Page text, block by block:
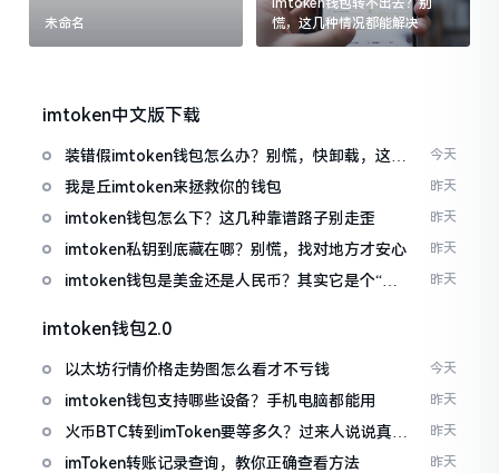
未命名
imtoken钱包转不出去？别
慌，这几种情况都能解决
imtoken中文版下载
装错假imtoken钱包怎么办？别慌，快卸载，这几
招能救急
今天
我是丘imtoken来拯救你的钱包 昨天
imtoken钱包怎么下？这几种靠谱路子别走歪 昨天
imtoken私钥到底藏在哪？别慌，找对地方才安心 昨天
imtoken钱包是美金还是人民币？其实它是个“多
昨天
imtoken钱包2.0
以太坊行情价格走势图怎么看才不亏钱 今天
imtoken钱包支持哪些设备？手机电脑都能用 昨天
火币BTC转到imToken要等多久？过来人说说真实
情况
昨天
imToken转账记录查询，教你正确查看方法 昨天